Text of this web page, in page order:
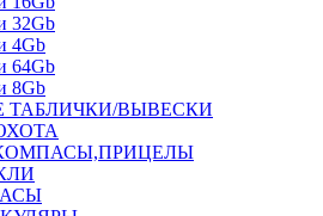
32Gb
4Gb
64Gb
8Gb
ТАБЛИЧКИ/ВЫВЕСКИ